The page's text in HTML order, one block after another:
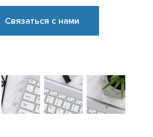
Связаться с нами